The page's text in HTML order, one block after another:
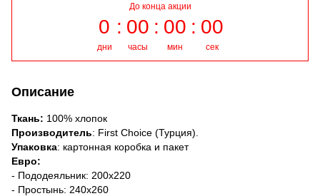
До конца акции
0
дни
00
часы
00
мин
00
сек
Описание
Ткань: 100% хлопок
Производитель: First Сhoice (Турция).
Упаковка: картонная коробка и пакет
Евро:
- Пододеяльник: 200х220
- Простынь: 240х260